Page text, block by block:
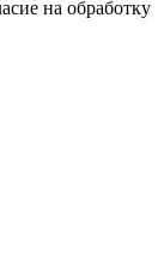
на обработку